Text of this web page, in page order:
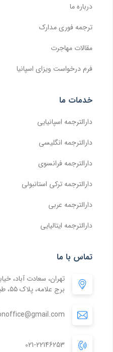
درباره ما
ترجمه فوری مدارک
مقالات مهاجرت
فرم درخواست ویزای اسپانیا
خدمات ما
دارالترجمه اسپانیایی
دارالترجمه انگلیسی
دارالترجمه فرانسوی
دارالترجمه ترکی استانبولی
دارالترجمه عربی
دارالترجمه ایتالیایی
تماس با ما
برج علامه، پلاک ۵۵، طبقه ۵ واحد B
021-22146253